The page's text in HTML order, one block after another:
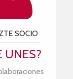
SOCIO
UNES?